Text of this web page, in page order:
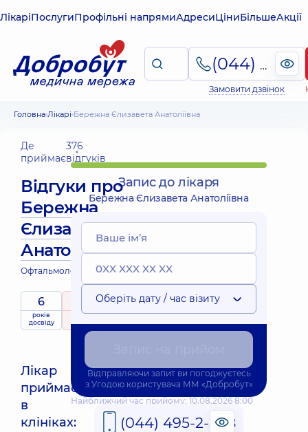
ЛікаріПослугиПрофільні напрямиАдресиЦіниБільшеАкції
(044) 495-2-888
Замовити дзвінок
Головна Лікарі Бережна Єлизавета Анатоліївна
Де
приймає
376
відгуків
Відгуки про
Бережна
Єлизавета
Анатоліївна
Офтальмолог; Офтальмолог дитячий
6
років
досвіду
5 / 5
рейтингна підставі
дітей
Лікар
приймає
в
клініках:
Найближчий час прийому: 10.08.2026 8:00
Запис до лікаря
Бережна Єлизавета Анатоліївна
Оберіть дату / час візиту
Відправляючи запит ви погоджуєтесь
з Угодою користувача ММ «Добробут»
(044) 495-2-888